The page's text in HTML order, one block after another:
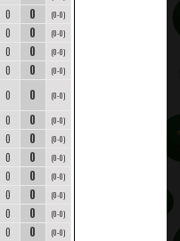
0 0 (0-0)
0 0 (0-0)
0 0 (0-0)
0 0 (0-0)
0 0 (0-0)
0 0 (0-0)
0 0 (0-0)
0 0 (0-0)
0 0 (0-0)
0 0 (0-0)
0 0 (0-0)
0 0 (0-0)